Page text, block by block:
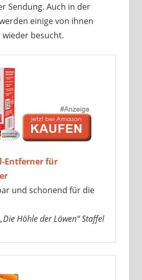
Sendung. Auch in der
einige von ihnen
besucht.
Entferner für
und schonend für die
Höhle der Löwen“ Staffel